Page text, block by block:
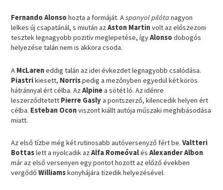
Fernando Alonso hozta a formáját. Aspanyol pilótanagyon
lelkes új csapatánál, s miután azAston Martinvolt az előszezoni
tesztek legnagyobb pozitív meglepetése, ígyAlonsodobogós
helyezése talán nem is akkora csoda.
A McLareneddig talán az idei évkezdet legnagyobb csalódása.
Piastrikiesett, Norrispedig a mezőnyben egyedül két körös
hátránnyal ért célba. AzAlpinea sötét ló. Az idénre
leszerződtetett Pierre Gaslya pontszerző, kilencedik helyen ért
célba. Esteban Oconviszont kiállt autója műszaki meghibásodása
miatt.
Az első tízbe még két rutinosabb autóversenyző fért be.Valtteri
Bottaslett a nyolcadik azAlfa RomeóvalésAlexander Albon
már az első versenyen egy pontot hozott az előző években
vergődőWilliamskonyhájára tizedik helyezésével.